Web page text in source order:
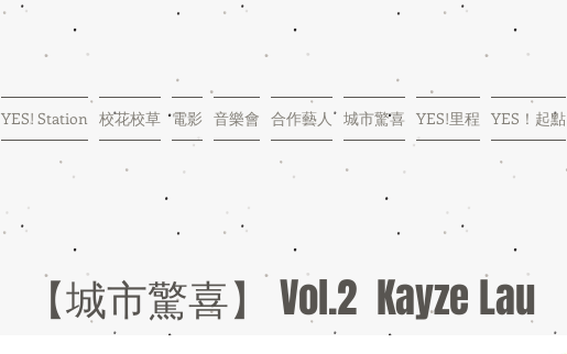
YES! Station 校花校草 電影 音樂會 合作藝人 城市驚喜 YES!里程 YES！起點
【城市驚喜】 Vol.2 Kayze Lau